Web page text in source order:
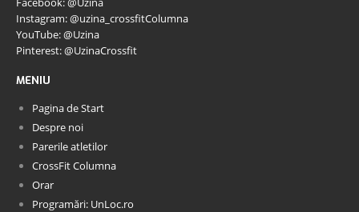
Instagram: @uzina_crossfitColumna
YouTube: @Uzina
Pinterest: @UzinaCrossfit
MENIU
Pagina de Start
Despre noi
Parerile atletilor
CrossFit Columna
Orar
Programări: UnLoc.ro